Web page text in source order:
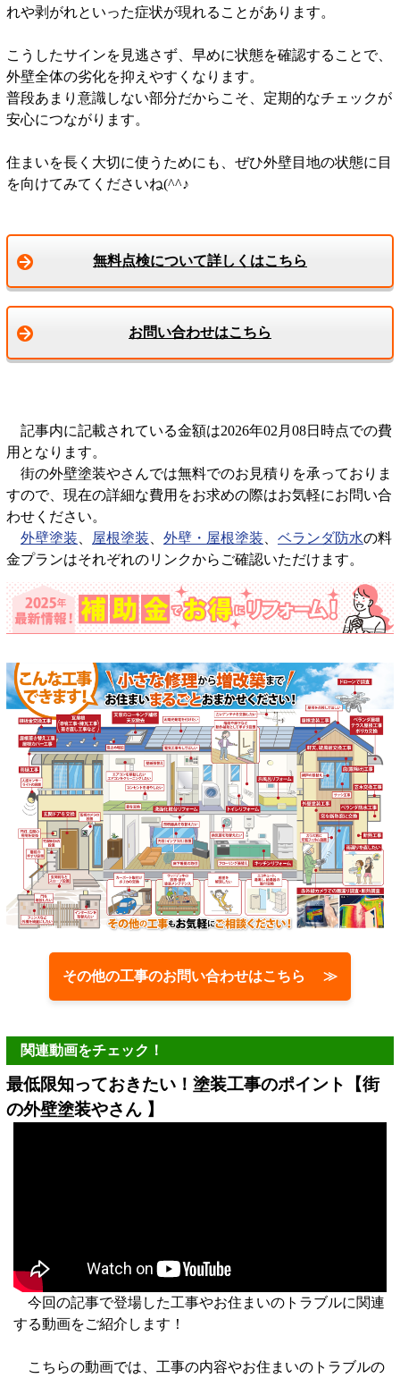
れや剥がれといった症状が現れることがあります。
こうしたサインを見逃さず、早めに状態を確認することで、
外壁全体の劣化を抑えやすくなります。
普段あまり意識しない部分だからこそ、定期的なチェックが
安心につながります。
住まいを長く大切に使うためにも、ぜひ外壁目地の状態に目
を向けてみてくださいね(^^♪
無料点検について詳しくはこちら
お問い合わせはこちら
記事内に記載されている金額は2026年02月08日時点での費
用となります。
街の外壁塗装やさんでは無料でのお見積りを承っておりま
すので、現在の詳細な費用をお求めの際はお気軽にお問い合
わせください。
外壁塗装、 屋根塗装、 外壁・屋根塗装、 ベランダ防水の料
金プランはそれぞれのリンクからご確認いただけます。
その他の工事のお問い合わせはこちら ≫
関連動画をチェック！
最低限知っておきたい！塗装工事のポイント【街
の外壁塗装やさん 】
今回の記事で登場した工事やお住まいのトラブルに関連
する動画をご紹介します！
こちらの動画では、工事の内容やお住まいのトラブルの